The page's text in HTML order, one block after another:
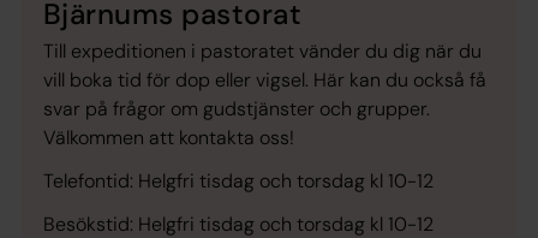
Bjärnums pastorat
Till expeditionen i pastoratet vänder du dig när du
vill boka tid för dop eller vigsel. Här kan du också få
svar på frågor om gudstjänster och grupper.
Välkommen att kontakta oss!
Telefontid: Helgfri tisdag och torsdag kl 10-12
Besökstid: Helgfri tisdag och torsdag kl 10-12